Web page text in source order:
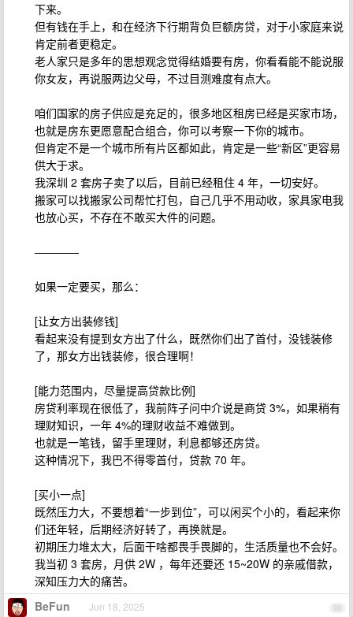
下来。
但有钱在手上，和在经济下行期背负巨额房贷，对于小家庭来说
肯定前者更稳定。
老人家只是多年的思想观念觉得结婚要有房，你看看能不能说服
你女友，再说服两边父母，不过目测难度有点大。
咱们国家的房子供应是充足的，很多地区租房已经是买家市场，
也就是房东更愿意配合组合，你可以考察一下你的城市。
但肯定不是一个城市所有片区都如此，肯定是一些“新区”更容易
供大于求。
我深圳 2 套房子卖了以后，目前已经租住 4 年，一切安好。
搬家可以找搬家公司帮忙打包，自己几乎不用动收，家具家电我
也放心买，不存在不敢买大件的问题。
————
如果一定要买，那么：
[让女方出装修钱]
看起来没有提到女方出了什么，既然你们出了首付，没钱装修
了，那女方出钱装修，很合理啊！
[能力范围内，尽量提高贷款比例]
房贷利率现在很低了，我前阵子问中介说是商贷 3%，如果稍有
理财知识，一年 4%的理财收益不难做到。
也就是一笔钱，留手里理财，利息都够还房贷。
这种情况下，我巴不得零首付，贷款 70 年。
[买小一点]
既然压力大，不要想着“一步到位”，可以闲买个小的，看起来你
们还年轻，后期经济好转了，再换就是。
初期压力堆太大，后面干啥都畏手畏脚的，生活质量也不会好。
我当初 3 套房，月供 2W ，每年还要还 15~20W 的亲戚借款，
深知压力大的痛苦。
98
BeFun Jun 18, 2025